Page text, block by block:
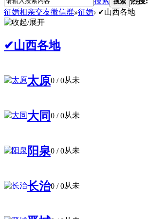
征婚相亲交友微信群»征婚› ✔山西各地
✔山西各地
太原0 / 0从未
大同 0 / 0从未
阳泉0 / 0从未
长治0 / 0从未